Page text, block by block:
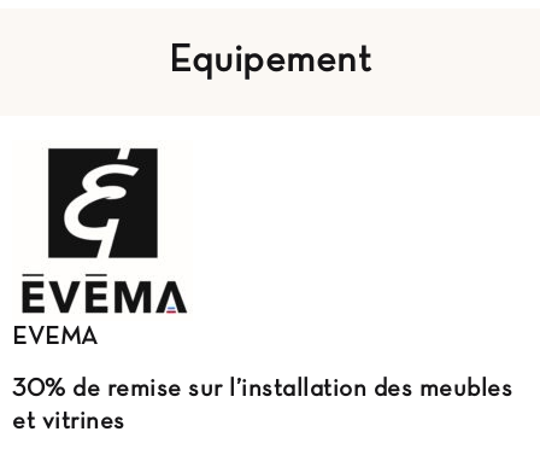
Equipement
EVEMA
30% de remise sur l’installation des meubles
et vitrines